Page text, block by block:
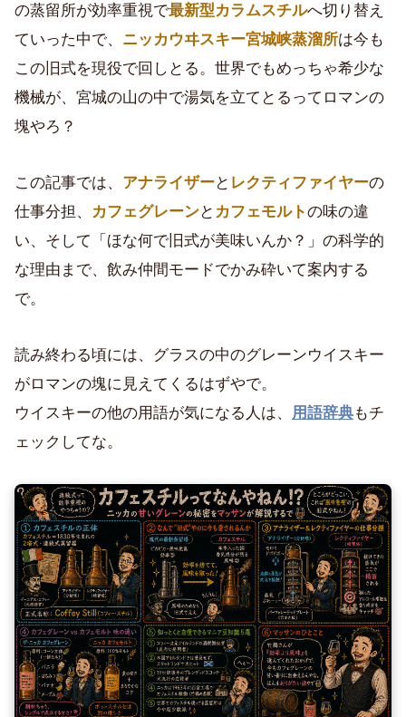
の蒸留所が効率重視で最新型カラムスチルへ切り替え
ていった中で、 ニッカウヰスキー宮城峡蒸溜所は今も
この旧式を現役で回しとる。世界でもめっちゃ希少な
機械が、宮城の山の中で湯気を立てとるってロマンの
塊やろ？
この記事では、 アナライザーと レクティファイヤーの
仕事分担、
カフェグレーンと カフェモルトの味の違
い、そして「ほな何で旧式が美味いんか？」の科学的
な理由まで、飲み仲間モードでかみ砕いて案内する
で。
読み終わる頃には、グラスの中のグレーンウイスキー
がロマンの塊に見えてくるはずやで。
ウイスキーの他の用語が気になる人は、 用語辞典もチ
ェックしてな。